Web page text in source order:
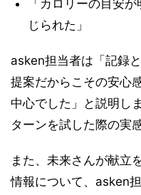
「カロリーの目安
じられた」
asken担当者は「記録
提案だからこその安心
中心でした」と説明し
ターンを試した際の実
また、未来さんが献立
情報について、asken